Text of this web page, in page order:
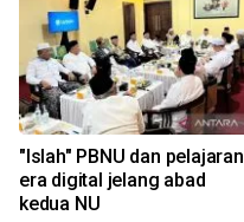
"Islah" PBNU dan pelajaran
era digital jelang abad
kedua NU